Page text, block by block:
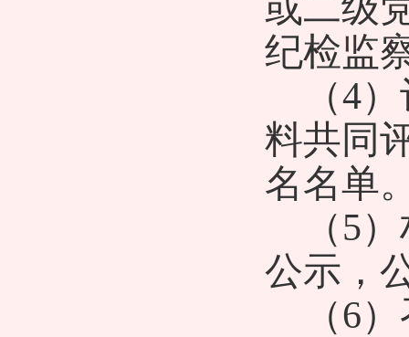
纪检监
（4
料共同
名名单
（5
公示，
（6